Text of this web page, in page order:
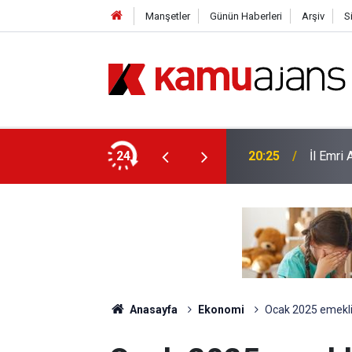
Manşetler Günün Haberleri Arşiv
24 20:25 İl Emri
Anasayfa Ekonomi Ocak 2025